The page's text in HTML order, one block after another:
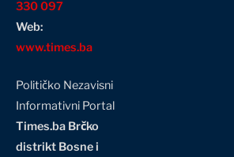
330 097
Web:
www.times.ba
Političko Nezavisni
Informativni Portal
Times.ba Brčko
distrikt Bosne i